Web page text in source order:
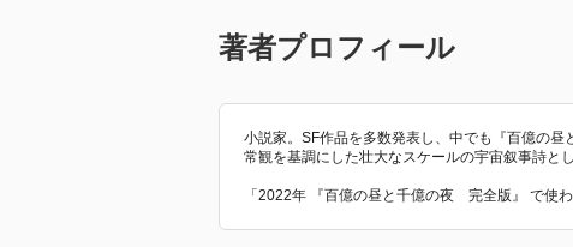
著者プロフィール
小説家。SF作品を多数発表し、中でも『百億の
常観を基調にした壮大なスケールの宇宙叙事詩と
「2022年 『百億の昼と千億の夜 完全版』 で使